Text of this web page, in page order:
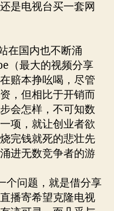
是电视台买一套网
国内也不断涌
（最大的视频分享
赔本挣吆喝，尽管
，但相比于开销而
会怎样，不可知数
项，就让创业者欲
完钱就死的悲壮先
进无数竞争者的游
问题，就是借分享
播寄希望克隆电视